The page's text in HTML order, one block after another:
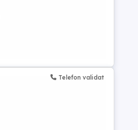
Telefon validat